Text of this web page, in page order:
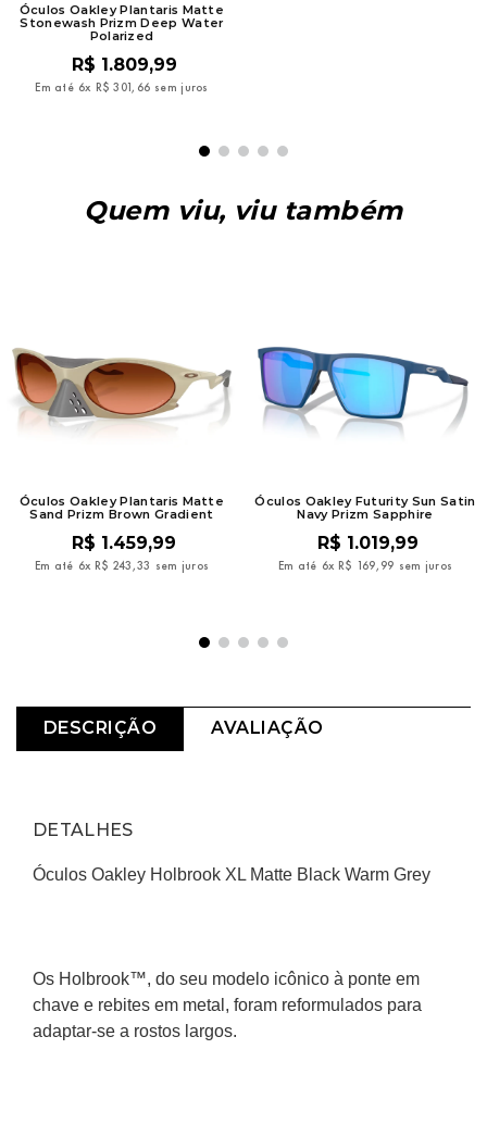
Óculos Oakley Plantaris Matte
Stonewash Prizm Deep Water
Polarized
R$ 1.809,99
Em até 6x R$ 301, 66 sem juros
Quem viu, viu também
Óculos Oakley Plantaris Matte
Sand Prizm Brown Gradient
R$ 1.459,99
Em até 6x R$ 243 ,33 sem juros
Óculos Oakley Futurity Sun Satin
Navy Prizm Sapphire
R$ 1.019,99
Em até 6x R$ 169, 99 sem juros
DESCRIÇÃO AVALIAÇÃO
DETALHES
Óculos Oakley Holbrook XL Matte Black Warm Grey
Os Holbrook™, do seu modelo icônico à ponte em
chave e rebites em metal, foram reformulados para
adaptar-se a rostos largos.